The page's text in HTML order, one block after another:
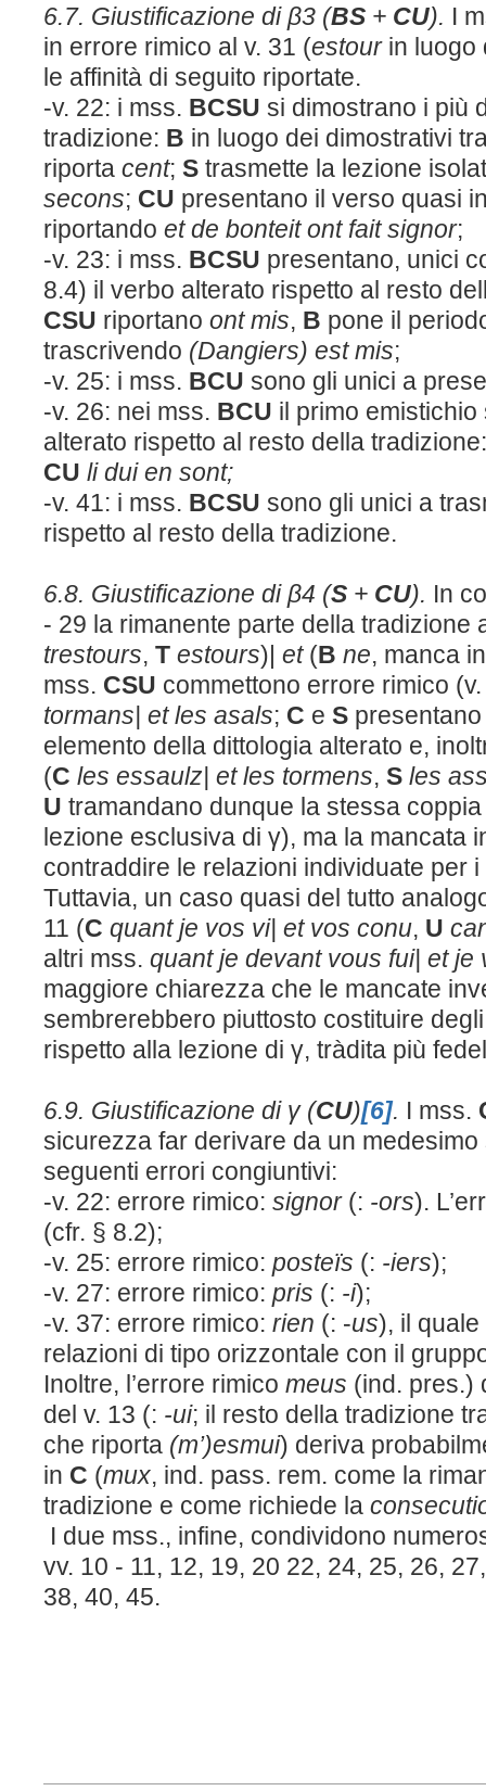
6.7. Giustificazione di β3 (BS + CU). I
in errore rimico al v. 31 (estourin luogo
le affinità di seguito riportate.
-v. 22: i mss. BCSU si dimostrano i più
tradizione: B in luogo dei dimostrativi
riporta cent; S trasmette la lezione
secons; CU presentano il verso quasi
riportando et de bonteit ont fait signor;
-v. 23: i mss. BCSU presentano, unici
8.4) il verbo alterato rispetto al resto
CSU riportano ont mis, B pone il
trascrivendo (Dangiers) est mis;
-v. 25: i mss. BCU sono gli unici a
-v. 26: nei mss. BCU il primo
alterato rispetto al resto della
CU li dui en sont;
-v. 41: i mss. BCSU sono gli unici a
rispetto al resto della tradizione.
6.8. Giustificazione di β4 (S + CU). In
- 29 la rimanente parte della tradizione
trestours, T estours)| et (B ne, manca
mss. CSU commettono errore rimico
tormans| et les asals; C e S
elemento della dittologia alterato e,
(C les essaulz| et les tormens, S les
U tramandano dunque la stessa
lezione esclusiva di γ), ma la mancata
contraddire le relazioni individuate per
Tuttavia, un caso quasi del tutto
11 (C quant je vos vi| et vos conu, U
altri mss. quant je devant vous fui| et je
maggiore chiarezza che le mancate
sembrerebbero piuttosto costituire
rispetto alla lezione di γ, tràdita più
6.9. Giustificazione di γ (CU)[6]. I mss.
sicurezza far derivare da un
seguenti errori congiuntivi:
-v. 22: errore rimico: signor(: -ors).
(cfr. § 8.2);
-v. 25: errore rimico: posteïs (: -iers);
-v. 27: errore rimico: pris (: -i);
-v. 37: errore rimico: rien (: -us), il
relazioni di tipo orizzontale con il
Inoltre, l’errore rimico meus (ind. pres.)
del v. 13 (: -ui; il resto della tradizione
che riporta (m’)esmui) deriva
in C (mux, ind. pass. rem. come la
tradizione e come richiede la
I due mss., infine, condividono
vv. 10 - 11, 12, 19, 20 22, 24, 25, 26,
38, 40, 45.